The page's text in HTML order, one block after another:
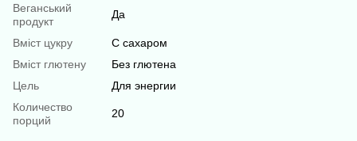
Веганський
продукт
Да
Вміст цукру
С сахаром
Вміст глютену
Без глютена
Цель
Для энергии
Количество
порций
20